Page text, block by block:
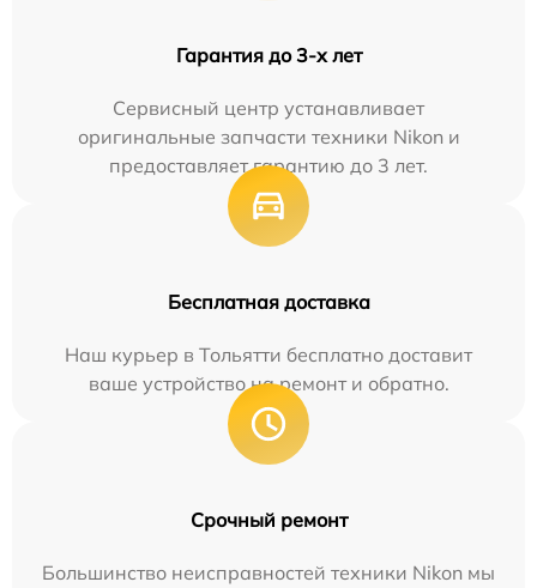
Гарантия до 3-х лет
Сервисный центр устанавливает
оригинальные запчасти техники Nikon и
предоставляет гарантию до 3 лет.
Бесплатная доставка
Наш курьер в Тольятти бесплатно доставит
ваше устройство на ремонт и обратно.
Срочный ремонт
Большинство неисправностей техники Nikon мы